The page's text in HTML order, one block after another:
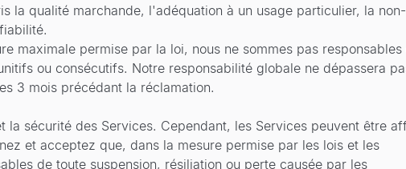
la qualité marchande, l'adéquation à un usage particulier, la non-
maximale permise par la loi, nous ne sommes pas responsables
ou consécutifs. Notre responsabilité globale ne dépassera
3 mois précédant la réclamation.
la sécurité des Services. Cependant, les Services peuvent être
et acceptez que, dans la mesure permise par les lois et les
de toute suspension, résiliation ou perte causée par les